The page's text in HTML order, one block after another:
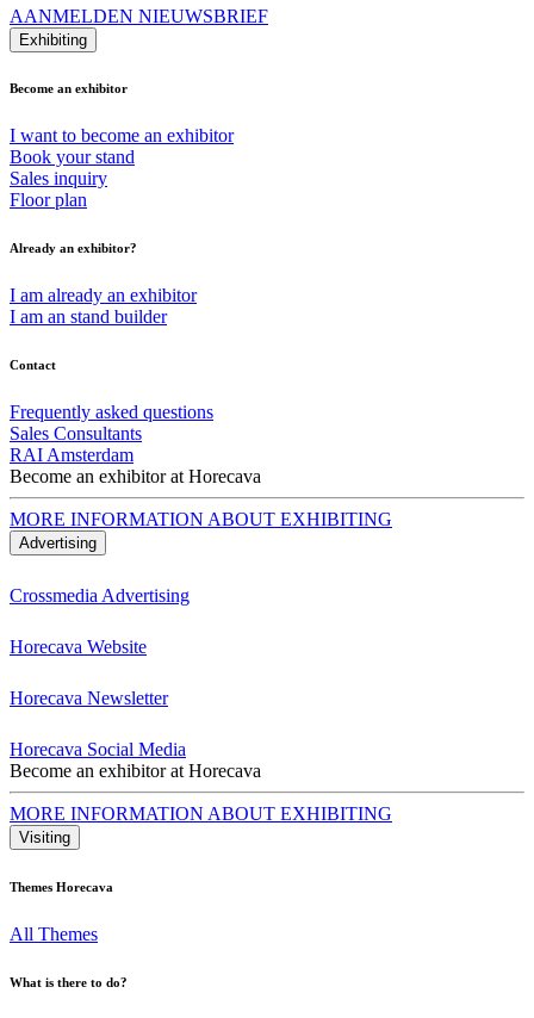
AANMELDEN NIEUWSBRIEF
Exhibiting
Become an exhibitor
I want to become an exhibitor
Book your stand
Sales inquiry
Floor plan
Already an exhibitor?
I am already an exhibitor
I am an stand builder
Contact
Frequently asked questions
Sales Consultants
RAI Amsterdam
Become an exhibitor at Horecava
MORE INFORMATION ABOUT EXHIBITING
Advertising
Crossmedia Advertising
Horecava Website
Horecava Newsletter
Horecava Social Media
Become an exhibitor at Horecava
MORE INFORMATION ABOUT EXHIBITING
Visiting
Themes Horecava
All Themes
What is there to do?